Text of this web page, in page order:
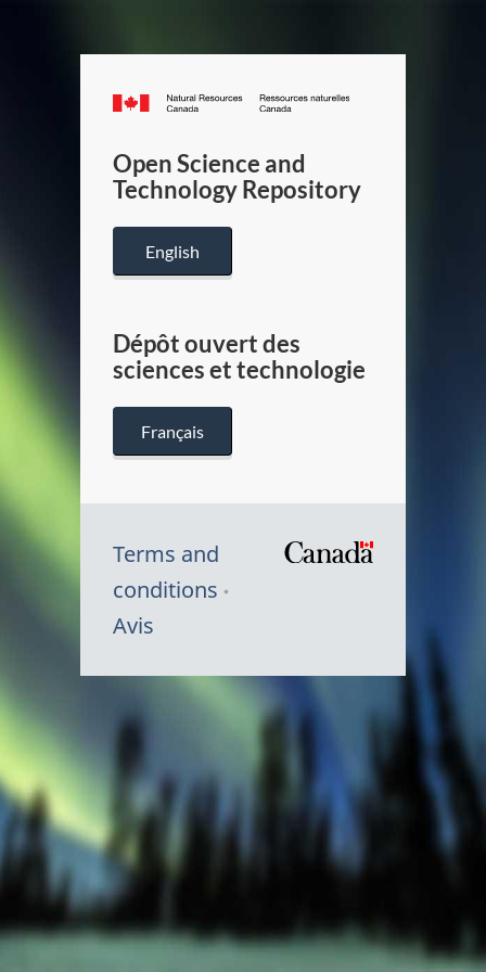
Canada.ca
/
Canada
Open Science and
Technology Repository
English
Dépôt ouvert des
sciences et technologie
Français
Terms and
conditions
Avis
Canada